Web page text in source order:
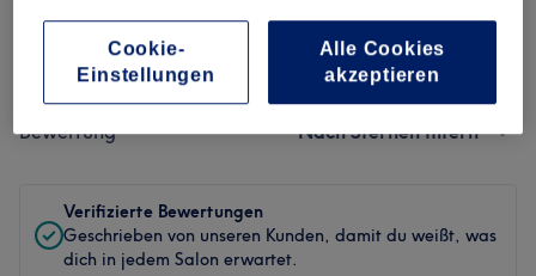
Behandlung Alle Bewertungen
Bewertung Nach Sternen filtern
Verifizierte Bewertungen
Geschrieben von unseren Kunden, damit du weißt, was
dich in jedem Salon erwartet.
Cookie-
Einstellungen
Alle Cookies
akzeptieren